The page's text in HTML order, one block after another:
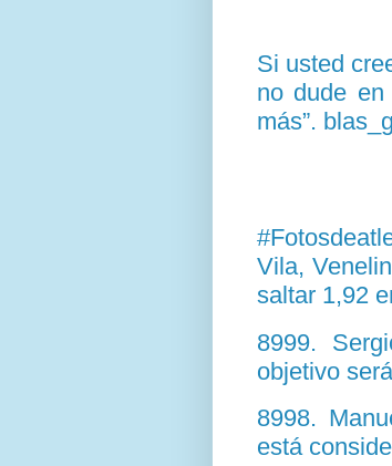
Si usted
no dude en
más”.
Vila,
saltar 1,92
8999.
objetivo
8998.
está